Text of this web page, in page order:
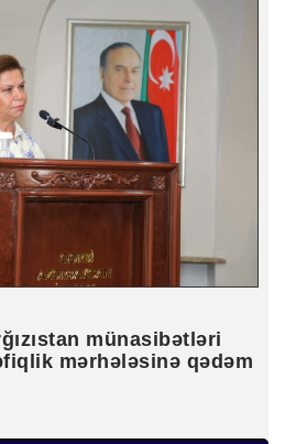
münasibətləri
mərhələsinə qədəm